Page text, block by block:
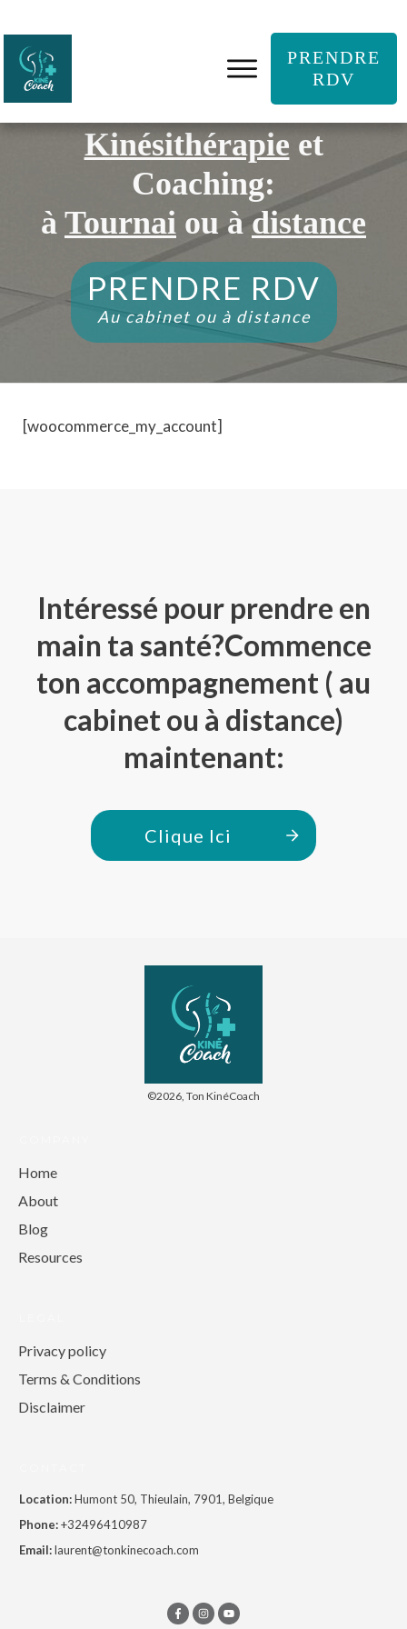
PRENDRE
RDV
Kinésithérapie et
Coaching:
à Tournai ou à distance
PRENDRE RDV
Au cabinet ou à distance
[woocommerce_my_account]
Intéressé pour prendre en
main ta santé?Commence
ton accompagnement ( au
cabinet ou à distance)
maintenant:
Clique Ici
©2026, Ton KinéCoach
Home
About
Blog
Resources
Privacy policy
Terms & Conditions
Disclaimer
Location:Humont 50, Thieulain, 7901, Belgique
Phone:+32496410987
Email:laurent@tonkinecoach.com